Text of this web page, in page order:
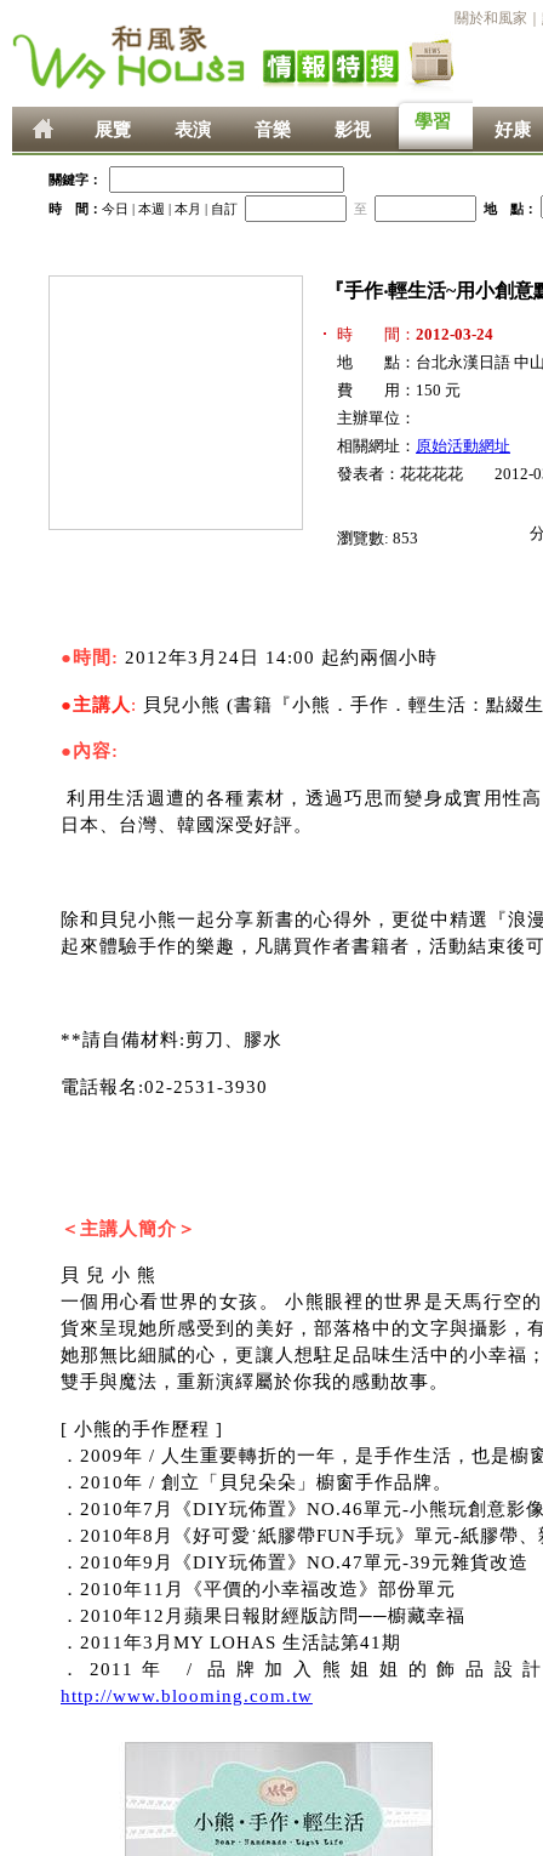
關於和風家
展覽 表演 音樂 影視 學習 好康
關鍵字：
時 間： 今日 | 本週 | 本月 | 自訂 至 地 點：
『手作‧輕生活~用小創
時 間： 2012-03-24
地 點：台北永漢日語 中山
費 用：150 元
主辦單位：
相關網址： 原始活動網址
發表者：花花花花 2012-
瀏覽數: 853
●時間: 2012年3月24日 14:00 起約兩個小時
●主講人 : 貝兒小熊 (書籍『小熊．手作．輕生活：點綴
●內容:
利用生活週遭的各種素材，透過巧思而變身成實用性
日本、台灣、韓國深受好評。
除和貝兒小熊一起分享新書的心得外，更從中精選『浪
起來體驗手作的樂趣，凡購買作者書籍者，活動結束後
**請自備材料:剪刀、膠水
電話報名:02-2531-3930
＜主講人簡介＞
貝 兒 小 熊
一個用心看世界的女孩。 小熊眼裡的世界是天馬行空
貨來呈現她所感受到的美好，部落格中的文字與攝影，
她那無比細膩的心，更讓人想駐足品味生活中的小幸福
雙手與魔法，重新演繹屬於你我的感動故事。
[ 小熊的手作歷程 ]
．2009年 / 人生重要轉折的一年，是手作生活，也是櫥
．2010年 / 創立「貝兒朵朵」櫥窗手作品牌。
．2010年7月《DIY玩佈置》NO.46單元-小熊玩創意影
．2010年8月《好可愛˙紙膠帶FUN手玩》單元-紙膠帶
．2010年9月《DIY玩佈置》NO.47單元-39元雜貨改造
．2010年11月《平價的小幸福改造》部份單元
．2010年12月蘋果日報財經版訪問──櫥藏幸福
．2011年3月MY LOHAS 生活誌第41期
．2011年 / 品牌加入熊姐姐的飾品設
http://www.blooming.com.tw